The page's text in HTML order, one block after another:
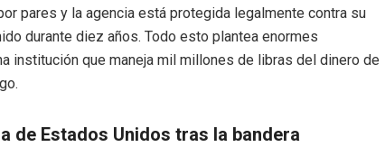
pares y la agencia está protegida legalmente contra su
durante diez años. Todo esto plantea enormes
institución que maneja mil millones de libras del dinero de
de Estados Unidos tras la bandera